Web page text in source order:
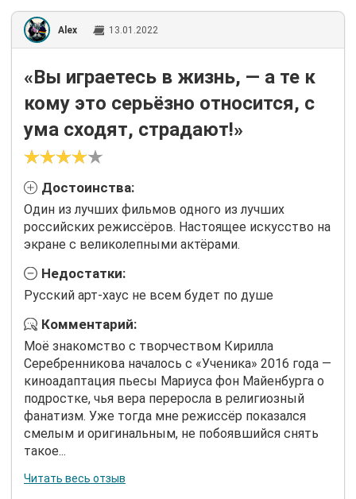
Alex 13.01.2022
«Вы играетесь в жизнь, — а те к
кому это серьёзно относится, с
ума сходят, страдают!»
Достоинства:
Один из лучших фильмов одного из лучших
российских режиссёров. Настоящее искусство на
экране с великолепными актёрами.
Недостатки:
Русский арт-хаус не всем будет по душе
Комментарий:
Моё знакомство с творчеством Кирилла
Серебренникова началось с «Ученика» 2016 года —
киноадаптация пьесы Мариуса фон Майенбурга о
подростке, чья вера переросла в религиозный
фанатизм. Уже тогда мне режиссёр показался
смелым и оригинальным, не побоявшийся снять
такое...
Читать весь отзыв